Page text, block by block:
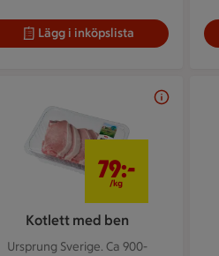
Lägg i inköpslista
Kotlett med ben
Ursprung Sverige. Ca 900-
79:-
/kg